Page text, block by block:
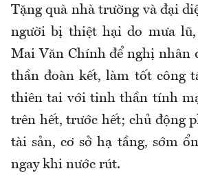
Tặng quà nhà trường và đại
người bị thiệt hại do mưa
Mai Văn Chính để nghị nhân
thần đoàn kết, làm tốt công
thiên tai với tinh thần tính
trên hết, trước hết; chủ động
tài sản, cơ sở hạ tầng, sớm
ngay khi nước rút.